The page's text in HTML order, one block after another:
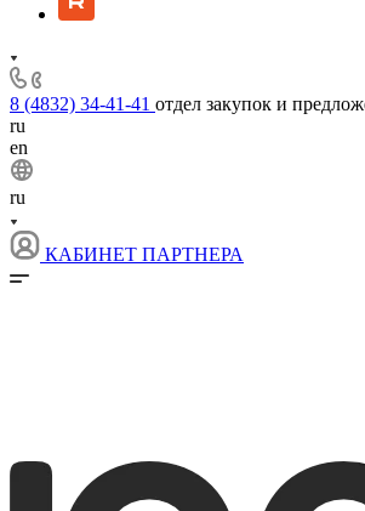
8 (4832) 34-41-41 отдел закупок и
ru
en
ru
КАБИНЕТ ПАРТНЕРА